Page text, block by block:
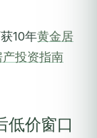
10年黄金居
投资指南
低价窗口